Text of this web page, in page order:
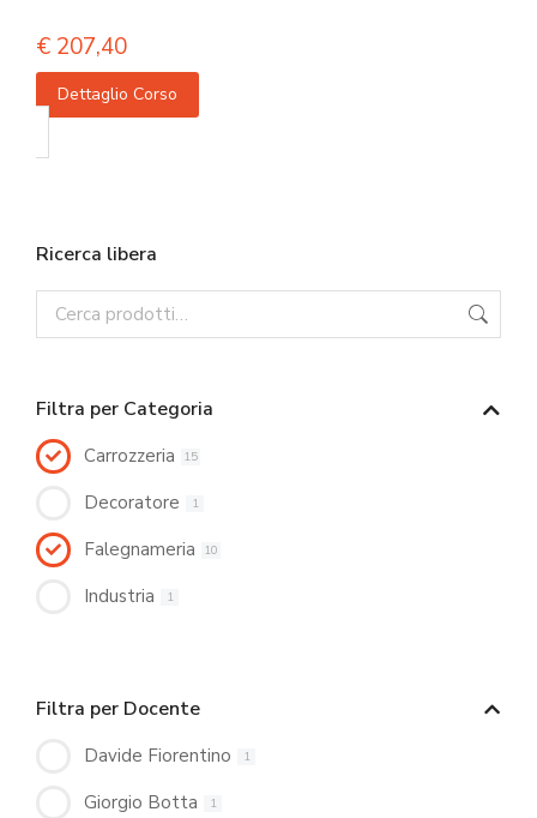
€ 207,40
Dettaglio Corso
Ricerca libera
Filtra per Categoria
Carrozzeria 15
Decoratore 1
Falegnameria 10
Industria 1
Filtra per Docente
Davide Fiorentino 1
Giorgio Botta 1